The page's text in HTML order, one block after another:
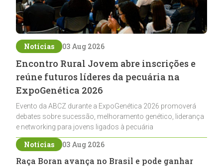
Notícias 03 Aug 2026
Encontro Rural Jovem abre inscrições e
reúne futuros líderes da pecuária na
ExpoGenética 2026
Evento da ABCZ durante a ExpoGenética 2026 promoverá
debates sobre sucessão, melhoramento genético, liderança
e networking para jovens ligados à pecuária
Notícias 03 Aug 2026
Raça Boran avança no Brasil e pode ganhar